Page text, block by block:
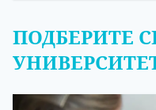
ПОДБЕРИТЕ